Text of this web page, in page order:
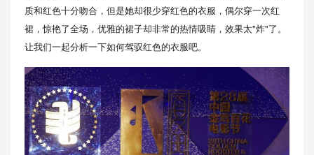
质和红色十分吻合，但是她却很少穿红色的衣服，偶尔穿一次红
裙，惊艳了全场，优雅的裙子却非常的热情吸睛，效果太"炸"了。
让我们一起分析一下如何驾驭红色的衣服吧。